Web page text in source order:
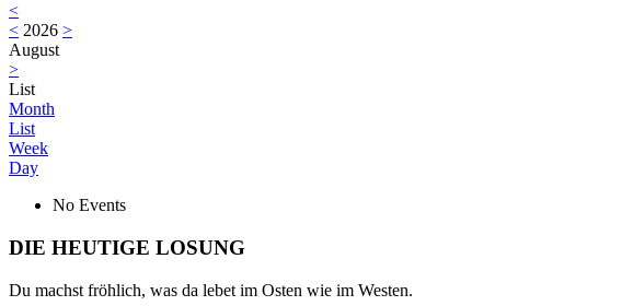
<
< 2026 >
August
>
List
Month
List
Week
Day
No Events
DIE HEUTIGE LOSUNG
Du machst fröhlich, was da lebet im Osten wie im Westen.